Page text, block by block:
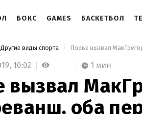
БОКС GAMES БАСКЕТБОЛ
Другие виды спорта
10:02 1 мин
вызвал
оба